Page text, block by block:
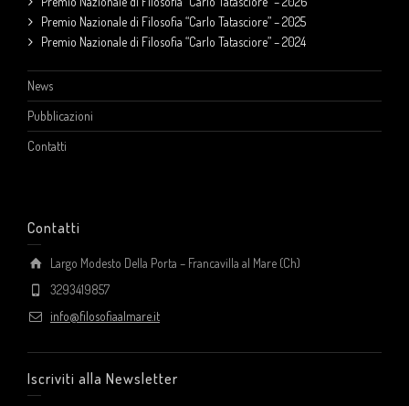
Premio Nazionale di Filosofia “Carlo Tatasciore” – 2025
Premio Nazionale di Filosofia “Carlo Tatasciore” – 2024
News
Pubblicazioni
Contatti
Contatti
Largo Modesto Della Porta – Francavilla al Mare (Ch)
3293419857
info@filosofiaalmare.it
Iscriviti alla Newsletter